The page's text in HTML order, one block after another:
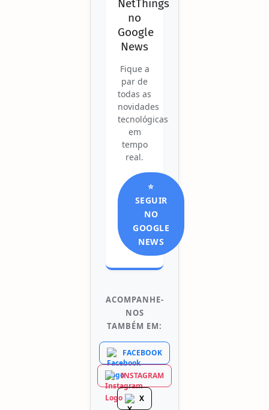
NetThings
no
Google
News
Fique a
par de
todas as
novidades
tecnológicas
em
tempo
real.
⭐
SEGUIR
NO
GOOGLE
NEWS
ACOMPANHE-
NOS
TAMBÉM EM:
FACEBOOK
INSTAGRAM
X